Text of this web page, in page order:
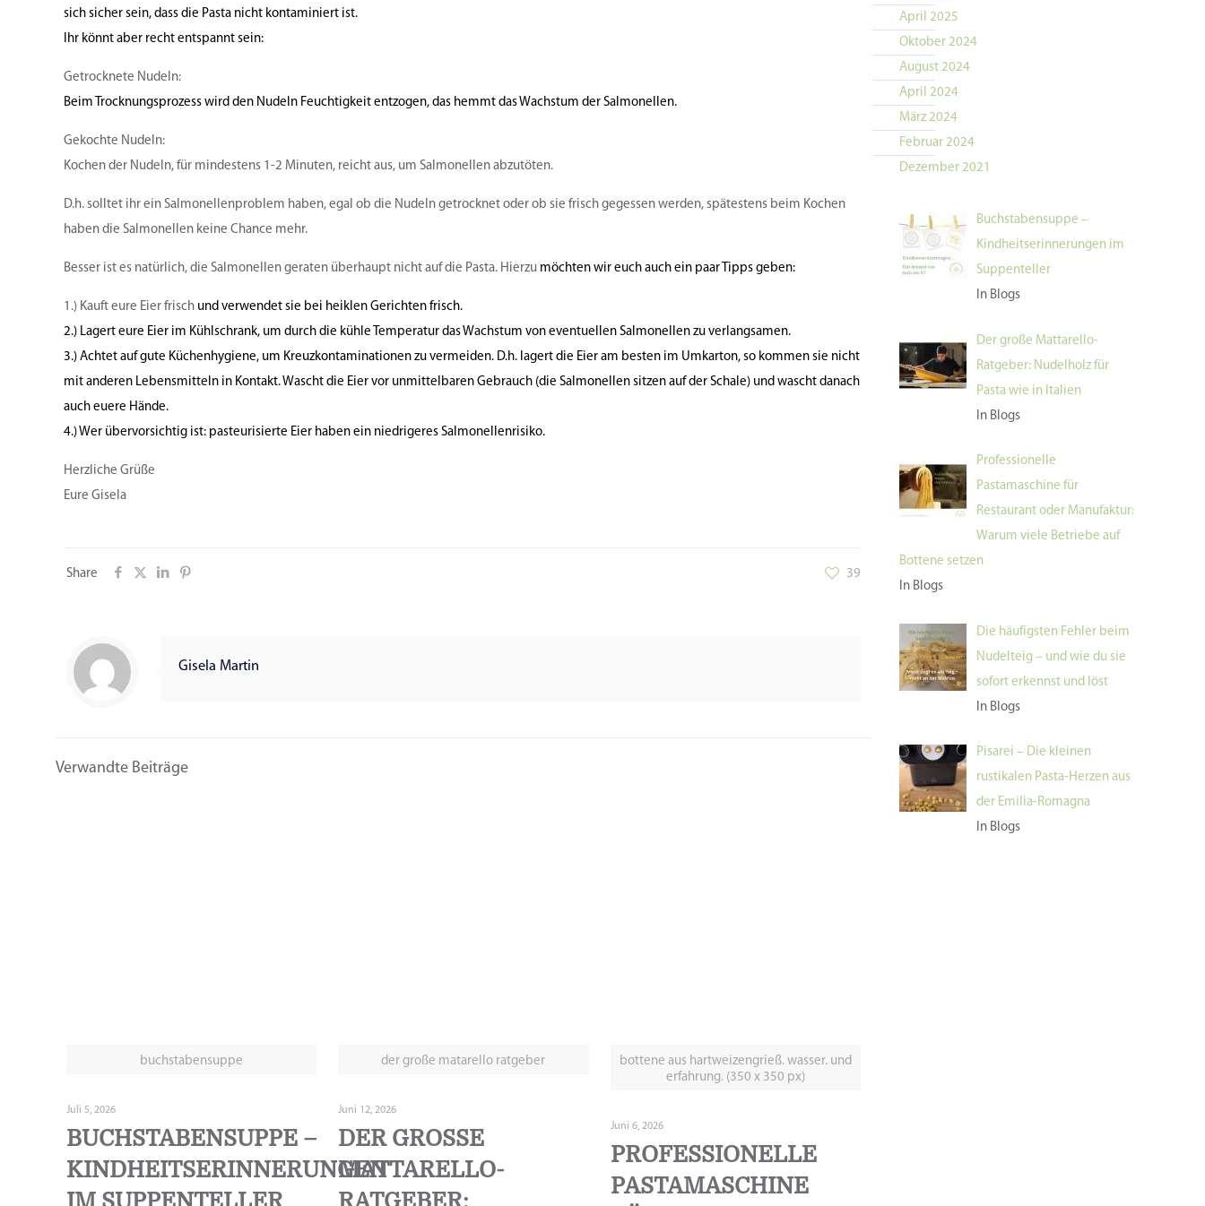
sich sicher sein, dass die Pasta nicht kontaminiert ist.
Ihr könnt aber recht entspannt sein:
Getrocknete Nudeln:
Beim Trocknungsprozess wird den Nudeln Feuchtigkeit entzogen, das hemmt das Wachstum der Salmonellen.
Gekochte Nudeln:
Kochen der Nudeln, für mindestens 1-2 Minuten, reicht aus, um Salmonellen abzutöten.
D.h. solltet ihr ein Salmonellenproblem haben, egal ob die Nudeln getrocknet oder ob sie frisch gegessen werden, spätestens beim Kochen
haben die Salmonellen keine Chance mehr.
Besser ist es natürlich, die Salmonellen geraten überhaupt nicht auf die Pasta. Hierzu möchten wir euch auch ein paar Tipps geben:
1.) Kauft eure Eier frisch und verwendet sie bei heiklen Gerichten frisch.
2.) Lagert eure Eier im Kühlschrank, umdurch die kühle Temperaturdas Wachstum von eventuellen Salmonellen zu verlangsamen.
3.) Achtet auf gute Küchenhygiene, um Kreuzkontaminationen zu vermeiden. D.h. lagert die Eier am besten im Umkarton, so kommen sie nicht
mit anderen Lebensmitteln in Kontakt. Wascht die Eier vor unmittelbaren Gebrauch (die Salmonellen sitzen auf der Schale) und wascht danach
auch euere Hände.
4.) Wer übervorsichtig ist: pasteurisierte Eier haben ein niedrigeres Salmonellenrisiko.
Herzliche Grüße
Eure Gisela
Share 39
Gisela Martin
Verwandte Beiträge
buchstabensuppe
Juli 5, 2026
BUCHSTABENSUPPE –
KINDHEITSERINNERUNGEN
der große matarello ratgeber
Juni 12, 2026
DER GROSSE M
ATTARELLO-R
bottene aus hartweizengrieß. wasser. und
erfahrung. (350 x 350 px)
Juni 6, 2026
PROFESSIONELLE
PASTAMASCHINE
April 2025
Oktober 2024
August 2024
April 2024
März 2024
Februar 2024
Dezember 2021
Buchstabensuppe –
Kindheitserinnerungen im
Suppenteller
In Blogs
Der große Mattarello-
Ratgeber: Nudelholz für
Pasta wie in Italien
In Blogs
Professionelle
Pastamaschine für
Restaurant oder Manufaktur:
Warum viele Betriebe auf
Bottene setzen
In Blogs
Die häufigsten Fehler beim
Nudelteig – und wie du sie
sofort erkennst und löst
In Blogs
Pisarei – Die kleinen
rustikalen Pasta-Herzen aus
der Emilia-Romagna
In Blogs